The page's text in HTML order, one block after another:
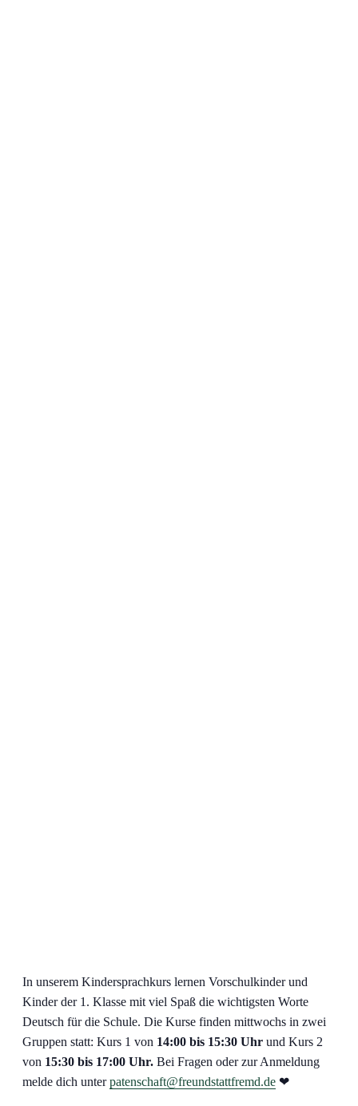
In unserem Kindersprachkurs lernen Vorschulkinder und
Kinder der 1. Klasse mit viel Spaß die wichtigsten Worte
Deutsch für die Schule. Die Kurse finden mittwochs in zwei
Gruppen statt: Kurs 1 von 14:00 bis 15:30 Uhr und Kurs 2
von 15:30 bis 17:00 Uhr. Bei Fragen oder zur Anmeldung
melde dich unterpatenschaft@freundstattfremd.de ❤